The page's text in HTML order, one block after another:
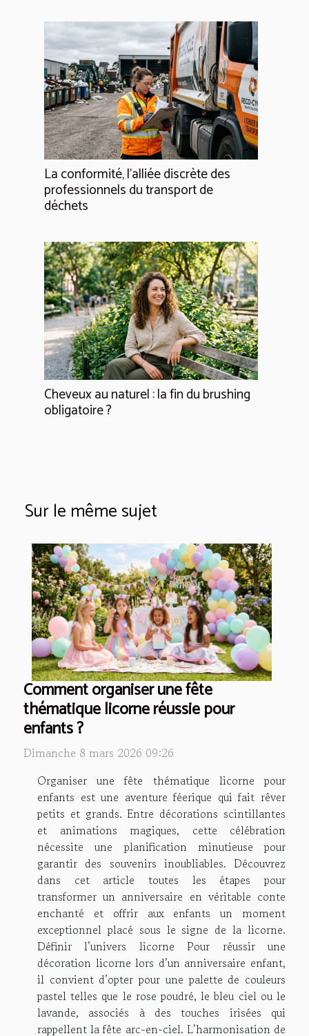
La conformité, l'alliée discrète des
professionnels du transport de
déchets
Cheveux au naturel : la fin du brushing
obligatoire ?
Sur le même sujet
Comment organiser une fête
thématique licorne réussie pour
enfants ?
Dimanche 8 mars 2026 09:26
Organiser une fête thématique licorne pour
enfants est une aventure féerique qui fait rêver
petits et grands. Entre décorations scintillantes
et animations magiques, cette célébration
nécessite une planification minutieuse pour
garantir des souvenirs inoubliables. Découvrez
dans cet article toutes les étapes pour
transformer un anniversaire en véritable conte
enchanté et offrir aux enfants un moment
exceptionnel placé sous le signe de la licorne.
Définir l’univers licorne Pour réussir une
décoration licorne lors d’un anniversaire enfant,
il convient d’opter pour une palette de couleurs
pastel telles que le rose poudré, le bleu ciel ou le
lavande, associés à des touches irisées qui
rappellent la fête arc-en-ciel. L’harmonisation de